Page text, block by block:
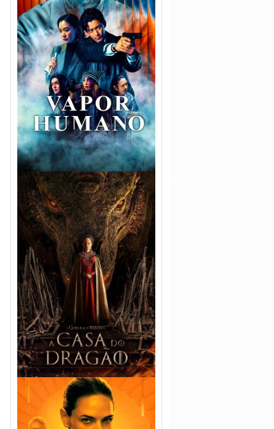
Vapor Humano 1ª Temporada
Torrent (2026) WEB-DL 1080p
Dual Áudio
A Casa do Dragão 1ª
Temporada Torrent (2022)
WEB-DL 720p/1080p Dual
Áudio